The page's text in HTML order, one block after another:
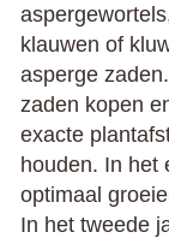
klauwen of
asperge
zaden kopen
exacte
houden. In het
optimaal
In het tweede